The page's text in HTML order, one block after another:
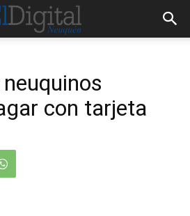
con tarjeta